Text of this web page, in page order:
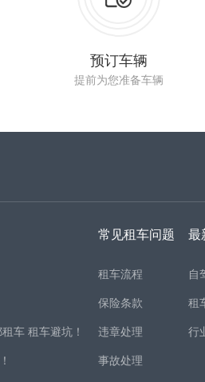
预订车辆
提前为您准备车辆
车 租车避坑！
常见租车问题
租车流程
保险条款
违章处理
事故处理
最
自
租
行